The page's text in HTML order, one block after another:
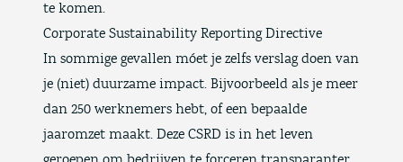
te komen.
Corporate Sustainability Reporting Directive
In sommige gevallen móet je zelfs verslag doen van
je (niet) duurzame impact . Bijvoorbeeld als je meer
dan 250 werknemers hebt, of een bepaalde
jaaromzet maakt. Deze CSRD is in het leven